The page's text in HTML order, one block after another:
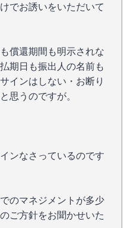
でお誘いをいただいて
償還期間も明示されな
期日も振出人の名前も
インはしない・お断り
思うのですが。
ンなさっているのです
のマネジメントが多少
ご方針をお聞かせいた